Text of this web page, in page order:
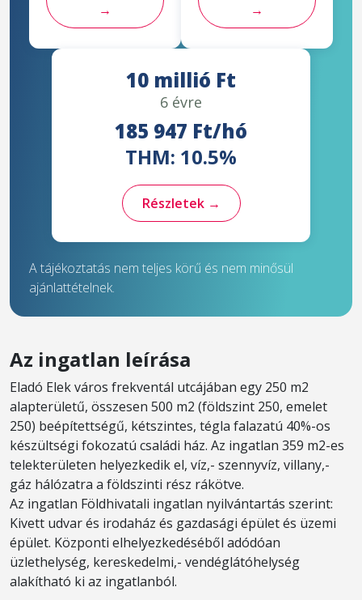
→
→
10 millió Ft
6 évre
185 947 Ft/hó
THM: 10.5%
Részletek →
A tájékoztatás nem teljes körű és nem minősül
ajánlattételnek.
Az ingatlan leírása
Eladó Elek város frekventál utcájában egy 250 m2
alapterületű, összesen 500 m2 (földszint 250, emelet
250) beépítettségű, kétszintes, tégla falazatú 40%-os
készültségi fokozatú családi ház. Az ingatlan 359 m2-es
telekterületen helyezkedik el, víz,- szennyvíz, villany,-
gáz hálózatra a földszinti rész rákötve.
Az ingatlan Földhivatali ingatlan nyilvántartás szerint:
Kivett udvar és irodaház és gazdasági épület és üzemi
épület. Központi elhelyezkedéséből adódóan
üzlethelység, kereskedelmi,- vendéglátóhelység
alakítható ki az ingatlanból.